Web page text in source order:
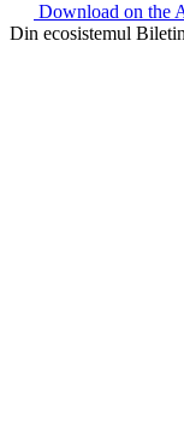
Download on the
Din ecosistemul Biletin